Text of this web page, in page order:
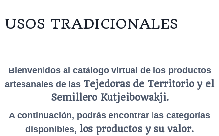
USOS TRADICIONALES
Bienvenidos al catálogo virtual de los productos
artesanales de las Tejedoras de Territorio y el
Semillero Kutjeibowakji.
A continuación, podrás encontrar las categorías
disponibles, los productos y su valor.